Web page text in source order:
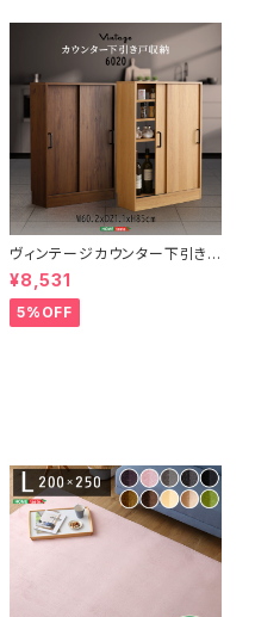
ヴィンテージカウンター下引き
戸収納6020 VKSS-6020
¥8,531
5%OFF